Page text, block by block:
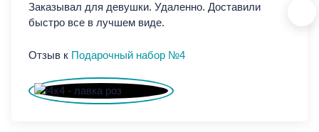
Заказывал для девушки. Удаленно. Доставили
быстро все в лучшем виде.
Отзыв к Подарочный набор №4